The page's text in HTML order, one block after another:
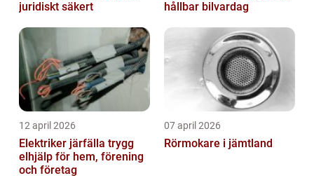
juridiskt säkert
hållbar bilvardag
12 april 2026
Elektriker järfälla trygg
elhjälp för hem, förening
och företag
07 april 2026
Rörmokare i jämtland